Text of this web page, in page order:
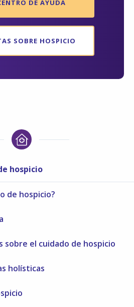
DE AYUDA
SOBRE HOSPICIO
hospicio
de hospicio?
sobre el cuidado de hospicio
holísticas